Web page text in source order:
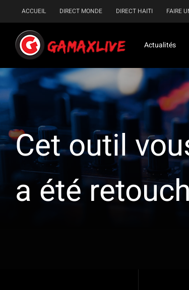
Passer
au
contenu
ACCUEIL DIRECT MONDE DIRECT HAITI FAIRE
Actualités
Cet outil
a été